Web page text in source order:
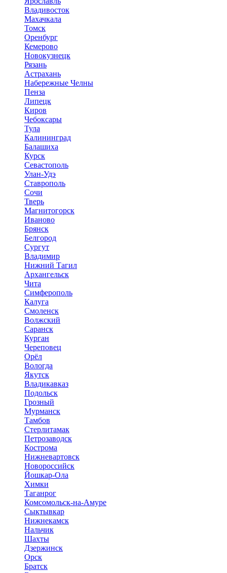
Владивосток
Махачкала
Томск
Оренбург
Кемерово
Новокузнецк
Рязань
Астрахань
Набережные Челны
Пенза
Липецк
Киров
Чебоксары
Тула
Калининград
Балашиха
Курск
Севастополь
Улан-Удэ
Ставрополь
Сочи
Тверь
Магнитогорск
Иваново
Брянск
Белгород
Сургут
Владимир
Нижний Тагил
Архангельск
Чита
Симферополь
Калуга
Смоленск
Волжский
Саранск
Курган
Череповец
Орёл
Вологда
Якутск
Владикавказ
Подольск
Грозный
Мурманск
Тамбов
Стерлитамак
Петрозаводск
Кострома
Нижневартовск
Новороссийск
Йошкар-Ола
Химки
Таганрог
Комсомольск-на-Амуре
Сыктывкар
Нижнекамск
Нальчик
Шахты
Дзержинск
Орск
Братск